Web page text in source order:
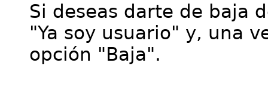
Si deseas darte de baja
"Ya soy usuario" y, una
opción "Baja".